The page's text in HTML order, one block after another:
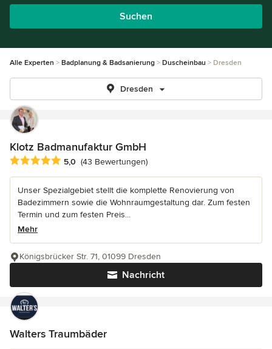
Suchen
Alle Experten Badplanung & Badsanierung Duscheinbau Dresden
Dresden
Klotz Badmanufaktur GmbH
Durchschnittliche Bewertung: 5 von 5 Sternen
5,0 (43 Bewertungen)
Unser Spezialgebiet stellt die komplette Renovierung von
Badezimmern sowie die Wohnraumgestaltung dar. Zum festen
Termin und zum festen Preis...
Mehr
Nachricht
Königsbrücker Str. 71, 01099 Dresden
Walters Traumbäder